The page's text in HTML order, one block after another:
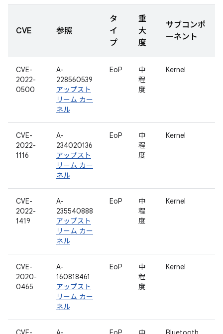
CVE 参照
タ
イ
プ
重
大
度
サブコンポ
ーネント
CVE-
2022-
0500
A-
228560539
アップスト
リーム カー
ネル
EoP
中
程
度
Kernel
CVE-
2022-
1116
A-
234020136
アップスト
リーム カー
ネル
EoP
中
程
度
Kernel
CVE-
2022-
1419
A-
235540888
アップスト
リーム カー
ネル
EoP
中
程
度
Kernel
CVE-
2020-
0465
A-
160818461
アップスト
リーム カー
ネル
EoP
中
程
度
Kernel